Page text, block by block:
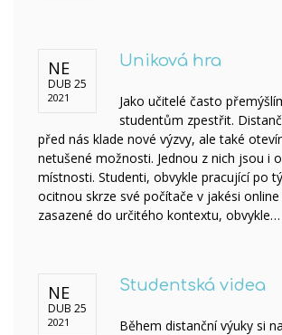
NE
DUB 25
2021
Uniková hra
Jako učitelé často
studentům zpestřit.
před nás klade nové výzvy, ale také
netušené možnosti. Jednou z nich jsou i
místnosti. Studenti, obvykle pracující po
ocitnou skrze své počítače v jakési
zasazené do určitého kontextu, obvykle…
NE
DUB 25
2021
Studentská videa
Během distanční výuky si